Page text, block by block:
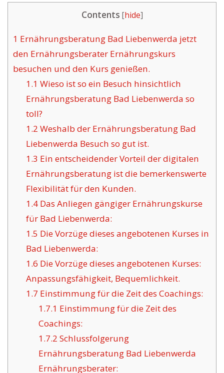
Contents [hide]
1 Ernährungsberatung Bad Liebenwerda jetzt
den Ernährungsberater Ernährungskurs
besuchen und den Kurs genießen.
1.1 Wieso ist so ein Besuch hinsichtlich
Ernährungsberatung Bad Liebenwerda so
toll?
1.2 Weshalb der Ernährungsberatung Bad
Liebenwerda Besuch so gut ist.
1.3 Ein entscheidender Vorteil der digitalen
Ernährungsberatung ist die bemerkenswerte
Flexibilität für den Kunden.
1.4Das Anliegen gängiger Ernährungskurse
für Bad Liebenwerda:
1.5 Die Vorzüge dieses angebotenen Kurses in
Bad Liebenwerda:
1.6 Die Vorzüge dieses angebotenen Kurses:
Anpassungsfähigkeit, Bequemlichkeit.
1.7 Einstimmung für die Zeit des Coachings:
1.7.1 Einstimmung für die Zeit des
Coachings:
1.7.2 Schlussfolgerung
Ernährungsberatung Bad Liebenwerda
Ernährungsberater: